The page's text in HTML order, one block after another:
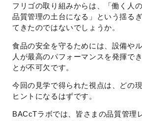
フリゴの取り組みからは、「働く人
品質管理の土台になる」という揺る
てきたのではないでしょうか。
食品の安全を守るためには、設備や
人が最高のパフォーマンスを発揮で
とが不可欠です。
今回の見学で得られた視点は、どの
ヒントになるはずです。
BACcTラボでは、皆さまの品質管理